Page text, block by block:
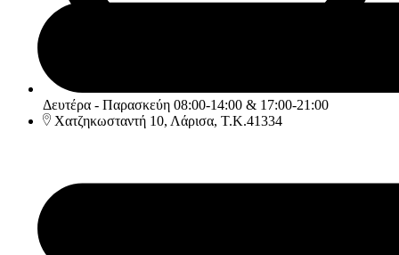
Δευτέρα - Παρασκεύη 08:00-14:00 & 17:00-21:00
Χατζηκωσταντή 10, Λάρισα, Τ.Κ.41334